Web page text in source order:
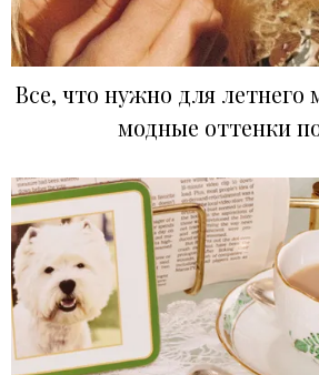
Все, что нужно для
модные оттенки